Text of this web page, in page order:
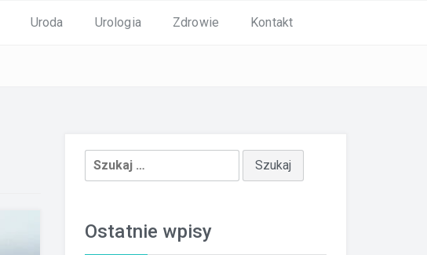
Uroda Urologia Zdrowie Kontakt
Szukaj:
Ostatnie wpisy